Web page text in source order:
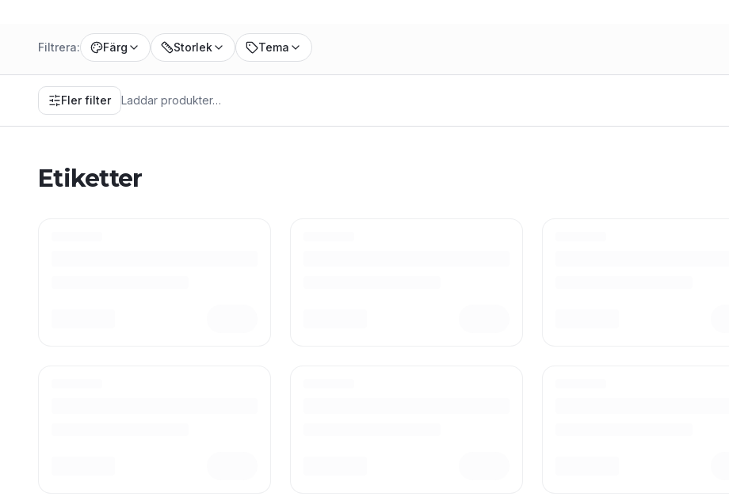
Filtrera: Färg Storlek Tema
Fler filter Laddar produkter…
Etiketter